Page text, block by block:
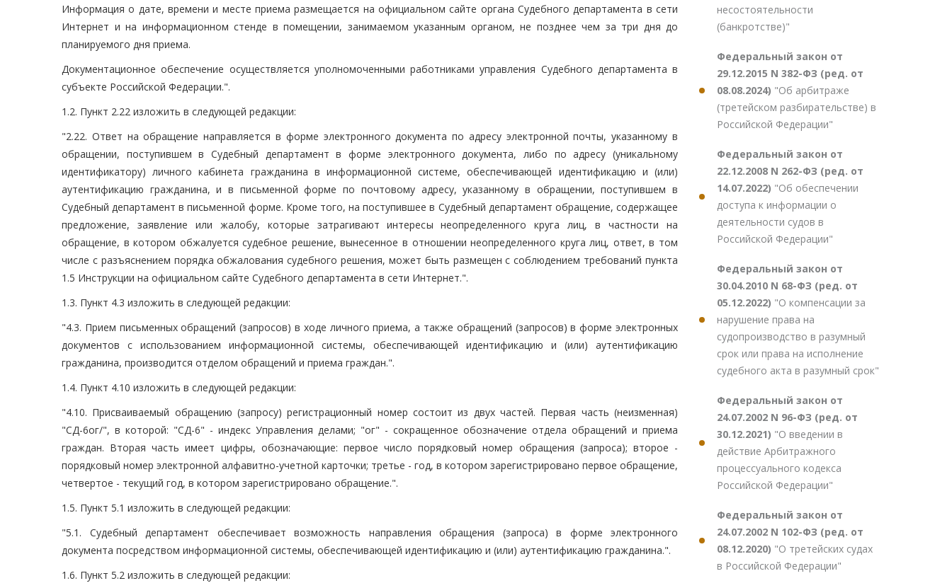
Информация о дате, времени и месте приема размещается на официальном сайте органа Судебного департамента в сети
Интернет и на информационном стенде в помещении, занимаемом указанным органом, не позднее чем за три дня до
планируемого дня приема.
Документационное обеспечение осуществляется уполномоченными работниками управления Судебного департамента в
субъекте Российской Федерации.".
1.2. Пункт 2.22 изложить в следующей редакции:
"2.22. Ответ на обращение направляется в форме электронного документа по адресу электронной почты, указанному в
обращении, поступившем в Судебный департамент в форме электронного документа, либо по адресу (уникальному
идентификатору) личного кабинета гражданина в информационной системе, обеспечивающей идентификацию и (или)
аутентификацию гражданина, и в письменной форме по почтовому адресу, указанному в обращении, поступившем в
Судебный департамент в письменной форме. Кроме того, на поступившее в Судебный департамент обращение, содержащее
предложение, заявление или жалобу, которые затрагивают интересы неопределенного круга лиц, в частности на
обращение, в котором обжалуется судебное решение, вынесенное в отношении неопределенного круга лиц, ответ, в том
числе с разъяснением порядка обжалования судебного решения, может быть размещен с соблюдением требований пункта
1.5 Инструкции на официальном сайте Судебного департамента в сети Интернет.".
1.3. Пункт 4.3 изложить в следующей редакции:
"4.3. Прием письменных обращений (запросов) в ходе личного приема, а также обращений (запросов) в форме электронных
документов с использованием информационной системы, обеспечивающей идентификацию и (или) аутентификацию
гражданина, производится отделом обращений и приема граждан.".
1.4. Пункт 4.10 изложить в следующей редакции:
"4.10. Присваиваемый обращению (запросу) регистрационный номер состоит из двух частей. Первая часть (неизменная)
"СД-6ог/", в которой: "СД-6" - индекс Управления делами; "ог" - сокращенное обозначение отдела обращений и приема
граждан. Вторая часть имеет цифры, обозначающие: первое число порядковый номер обращения (запроса); второе -
порядковый номер электронной алфавитно-учетной карточки; третье - год, в котором зарегистрировано первое обращение,
четвертое - текущий год, в котором зарегистрировано обращение.".
1.5. Пункт 5.1 изложить в следующей редакции:
"5.1. Судебный департамент обеспечивает возможность направления обращения (запроса) в форме электронного
документа посредством информационной системы, обеспечивающей идентификацию и (или) аутентификацию гражданина.".
1.6. Пункт 5.2 изложить в следующей редакции:
несостоятельности
(банкротстве)"
Федеральный закон от
29.12.2015 N 382-ФЗ (ред. от
08.08.2024) "Об арбитраже
(третейском разбирательстве) в
Российской Федерации"
Федеральный закон от
22.12.2008 N 262-ФЗ (ред. от
14.07.2022) "Об обеспечении
доступа к информации о
деятельности судов в
Российской Федерации"
Федеральный закон от
30.04.2010 N 68-ФЗ (ред. от
05.12.2022) "О компенсации за
нарушение права на
судопроизводство в разумный
срок или права на исполнение
судебного акта в разумный срок"
Федеральный закон от
24.07.2002 N 96-ФЗ (ред. от
30.12.2021) "О введении в
действие Арбитражного
процессуального кодекса
Российской Федерации"
Федеральный закон от
24.07.2002 N 102-ФЗ (ред. от
08.12.2020) "О третейских судах
в Российской Федерации"